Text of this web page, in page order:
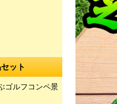
ット
ゴルフコンペ景